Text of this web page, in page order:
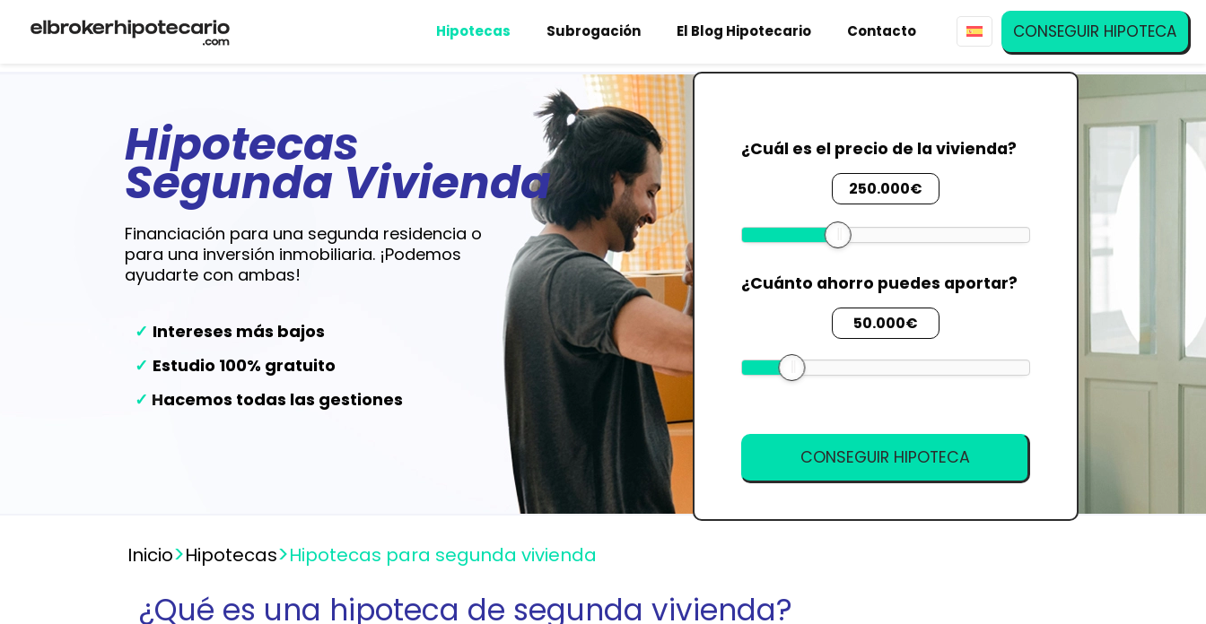
Hipotecas Subrogación El Blog Hipotecario Contacto CONSEGUIR HIPOTECA
Hipotecas
Segunda Vivienda
Financiación para una segunda residencia o
para una inversión inmobiliaria. ¡Podemos
ayudarte con ambas!
✓ Intereses más bajos
✓ Estudio 100% gratuito
✓ Hacemos todas las gestiones
¿Cuál es el precio de la vivienda?
250.000€
¿Cuánto ahorro puedes aportar?
50.000€
Inicio>Hipotecas>Hipotecas para segunda vivienda
¿Qué es una hipoteca de segunda vivienda?